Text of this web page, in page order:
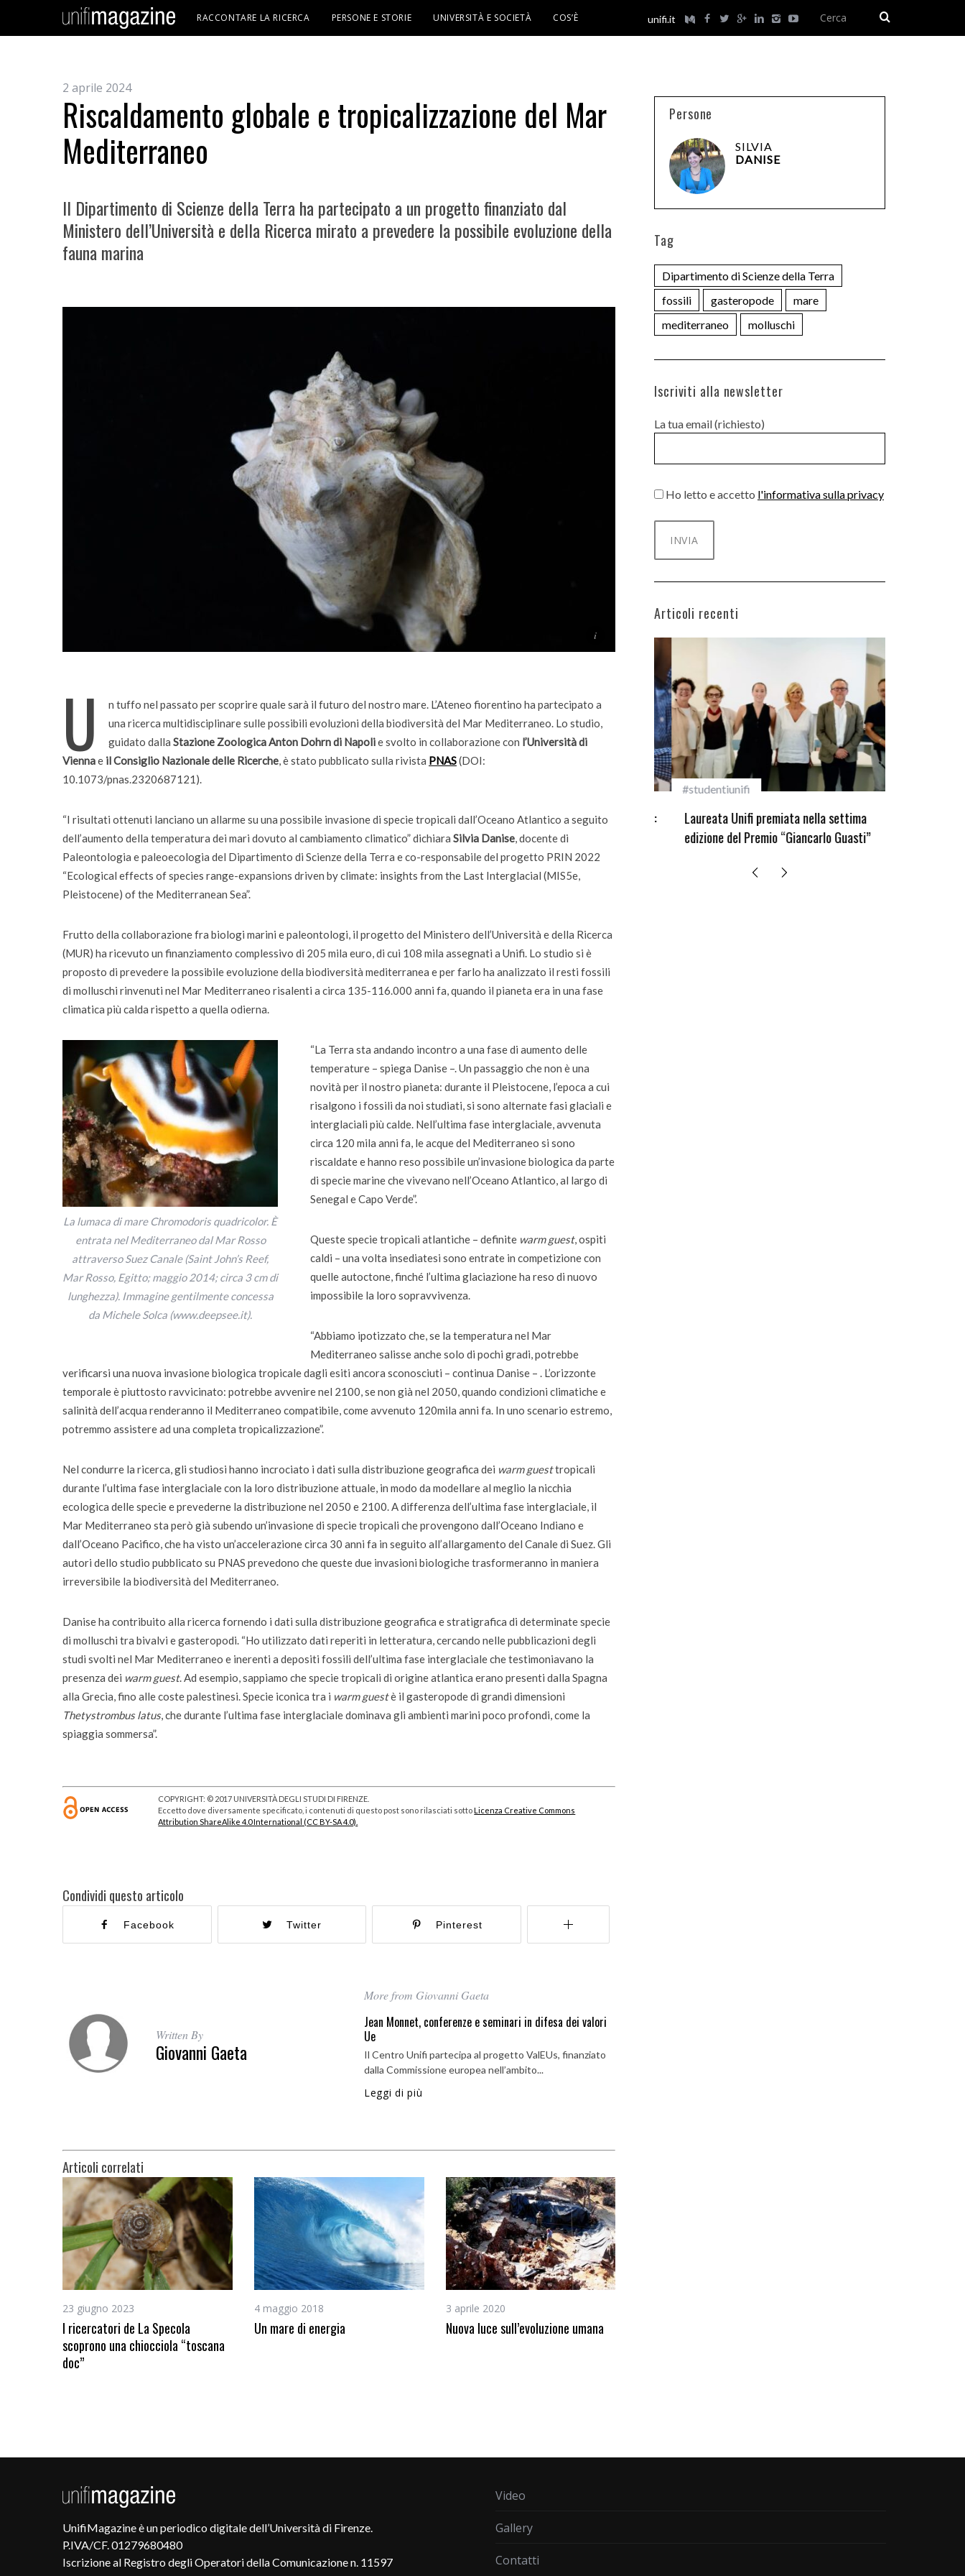
unifi.it
RACCONTARE LA RICERCA PERSONE E STORIE UNIVERSITÀ E SOCIETÀ COS’È
2 aprile 2024
Riscaldamento globale e tropicalizzazione del Mar
Mediterraneo
Il Dipartimento di Scienze della Terra ha partecipato a un progetto finanziato dal
Ministero dell’Università e della Ricerca mirato a prevedere la possibile evoluzione della
fauna marina
U
n tuffo nel passato per scoprire quale sarà il futuro del nostro mare. L’Ateneo fiorentino ha partecipato a
una ricerca multidisciplinare sulle possibili evoluzioni della biodiversità del Mar Mediterraneo. Lo studio,
guidato dalla Stazione Zoologica Anton Dohrn di Napolie svolto in collaborazione con l’Università di
Viennae il Consiglio Nazionale delle Ricerche, è stato pubblicato sulla rivista PNAS(DOI:
10.1073/pnas.2320687121).
“I risultati ottenuti lanciano un allarme su una possibile invasione di specie tropicali dall’Oceano Atlantico a seguito
dell’aumento della temperatura dei mari dovuto al cambiamento climatico” dichiara Silvia Danise, docente di
Paleontologia e paleoecologia del Dipartimento di Scienze della Terra e co-responsabile del progetto PRIN 2022
“Ecological effects of species range-expansions driven by climate: insights from the Last Interglacial (MIS5e,
Pleistocene) of the Mediterranean Sea”.
Frutto della collaborazione fra biologi marini e paleontologi, il progetto del Ministero dell’Università e della Ricerca
(MUR) ha ricevuto un finanziamento complessivo di 205 mila euro, di cui 108 mila assegnati a Unifi. Lo studio si è
proposto di prevedere la possibile evoluzione della biodiversità mediterranea e per farlo ha analizzato il resti fossili
di molluschi rinvenuti nel Mar Mediterraneo risalenti a circa 135-116.000 anni fa, quando il pianeta era in una fase
climatica più calda rispetto a quella odierna.
La lumaca di mare Chromodoris quadricolor. È
entrata nel Mediterraneo dal Mar Rosso
attraverso Suez Canale (Saint John’s Reef,
Mar Rosso, Egitto; maggio 2014; circa 3 cm di
lunghezza). Immagine gentilmente concessa
da Michele Solca (www.deepsee.it).
“La Terra sta andando incontro a una fase di aumento delle
temperature – spiega Danise –. Un passaggio che non è una
novità per il nostro pianeta: durante il Pleistocene, l’epoca a cui
risalgono i fossili da noi studiati, si sono alternate fasi glaciali e
interglaciali più calde. Nell’ultima fase interglaciale, avvenuta
circa 120 mila anni fa, le acque del Mediterraneo si sono
riscaldate e hanno reso possibile un’invasione biologica da parte
di specie marine che vivevano nell’Oceano Atlantico, al largo di
Senegal e Capo Verde”.
Queste specie tropicali atlantiche – definite warm guest, ospiti
caldi – una volta insediatesi sono entrate in competizione con
quelle autoctone, finché l’ultima glaciazione ha reso di nuovo
impossibile la loro sopravvivenza.
“Abbiamo ipotizzato che, se la temperatura nel Mar
Mediterraneo salisse anche solo di pochi gradi, potrebbe
verificarsi una nuova invasione biologica tropicale dagli esiti ancora sconosciuti – continua Danise – . L’orizzonte
temporale è piuttosto ravvicinato: potrebbe avvenire nel 2100, se non già nel 2050, quando condizioni climatiche e
salinità dell’acqua renderanno il Mediterraneo compatibile, come avvenuto 120mila anni fa. In uno scenario estremo,
potremmo assistere ad una completa tropicalizzazione”.
Nel condurre la ricerca, gli studiosi hanno incrociato i dati sulla distribuzione geografica dei warm guesttropicali
durante l’ultima fase interglaciale con la loro distribuzione attuale, in modo da modellare al meglio la nicchia
ecologica delle specie e prevederne la distribuzione nel 2050 e 2100. A differenza dell’ultima fase interglaciale, il
Mar Mediterraneo sta però già subendo un’invasione di specie tropicali che provengono dall’Oceano Indiano e
dall’Oceano Pacifico, che ha visto un’accelerazione circa 30 anni fa in seguito all’allargamento del Canale di Suez. Gli
autori dello studio pubblicato su PNAS prevedono che queste due invasioni biologiche trasformeranno in maniera
irreversibile la biodiversità del Mediterraneo.
Danise ha contribuito alla ricerca fornendo i dati sulla distribuzione geografica e stratigrafica di determinate specie
di molluschi tra bivalvi e gasteropodi. “Ho utilizzato dati reperiti in letteratura, cercando nelle pubblicazioni degli
studi svolti nel Mar Mediterraneo e inerenti a depositi fossili dell’ultima fase interglaciale che testimoniavano la
presenza dei warm guest. Ad esempio, sappiamo che specie tropicali di origine atlantica erano presenti dalla Spagna
alla Grecia, fino alle coste palestinesi. Specie iconica tra i warm guestè il gasteropode di grandi dimensioni
Thetystrombus latus, che durante l’ultima fase interglaciale dominava gli ambienti marini poco profondi, come la
spiaggia sommersa”.
COPYRIGHT: © 2017 UNIVERSITÀ DEGLI STUDI DI FIRENZE.
Eccetto dove diversamente specificato, i contenuti di questo post sono rilasciati sottoLicenza Creative Commons
Attribution ShareAlike 4.0 International (CC BY-SA 4.0).
Condividi questo articolo
Facebook Twitter Pinterest
Written By
Giovanni Gaeta
More from Giovanni Gaeta
Jean Monnet, conferenze e seminari in difesa dei valori
Ue
Il Centro Unifi partecipa al progetto ValEUs, finanziato
dalla Commissione europea nell’ambito...
Leggi di più
Articoli correlati
23 giugno 2023
I ricercatori de La Specola
scoprono una chiocciola “toscana
doc”
4 maggio 2018
Un mare di energia
3 aprile 2020
Nuova luce sull’evoluzione umana
Persone
SILVIA
DANISE
Tag
Dipartimento di Scienze della Terra
fossili
gasteropode
mare
mediterraneo
molluschi
Iscriviti alla newsletter
La tua email (richiesto)
Ho letto e accetto l'informativa sulla privacy
Articoli recenti
Quando la robotica ascolta la voce dei
bambini
Didattica del futuro tra presenza e online:
da settembre dodici corsi “blended”
#studentiunifi
Laureata Unifi premiata nella settima
edizione del Premio “Giancarlo Guasti”
UnifiMagazine è un periodico digitale dell’Università di Firenze.
P.IVA/CF. 01279680480
Iscrizione al Registro degli Operatori della Comunicazione n. 11597
Video
Gallery
Contatti